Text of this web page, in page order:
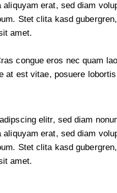
erat, sed diam
Stet clita kasd
amet.
congue eros nec quam
at est vitae, posuere
elitr, sed diam
erat, sed diam
Stet clita kasd
amet.